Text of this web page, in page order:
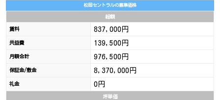
松岡セントラルの募集価格
総額
賃料 837,000円
共益費 139,500円
月額合計 976,500円
保証金/敷金 8,370,000円
礼金 0円
坪単価